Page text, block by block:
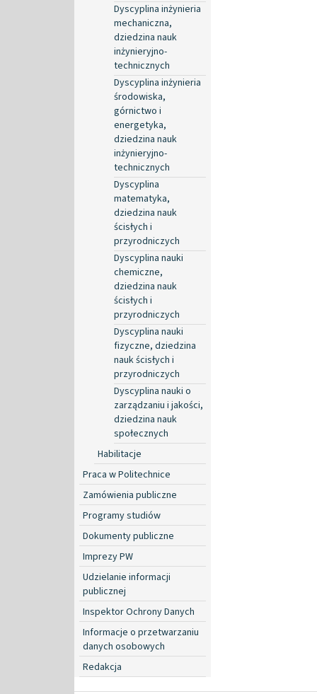
Dyscyplina inżynieria
mechaniczna,
dziedzina nauk
inżynieryjno-
technicznych
Dyscyplina inżynieria
środowiska,
górnictwo i
energetyka,
dziedzina nauk
inżynieryjno-
technicznych
Dyscyplina
matematyka,
dziedzina nauk
ścisłych i
przyrodniczych
Dyscyplina nauki
chemiczne,
dziedzina nauk
ścisłych i
przyrodniczych
Dyscyplina nauki
fizyczne, dziedzina
nauk ścisłych i
przyrodniczych
Dyscyplina nauki o
zarządzaniu i jakości,
dziedzina nauk
społecznych
Habilitacje
Praca w Politechnice
Zamówienia publiczne
Programy studiów
Dokumenty publiczne
Imprezy PW
Udzielanie informacji
publicznej
Inspektor Ochrony Danych
Informacje o przetwarzaniu
danych osobowych
Redakcja